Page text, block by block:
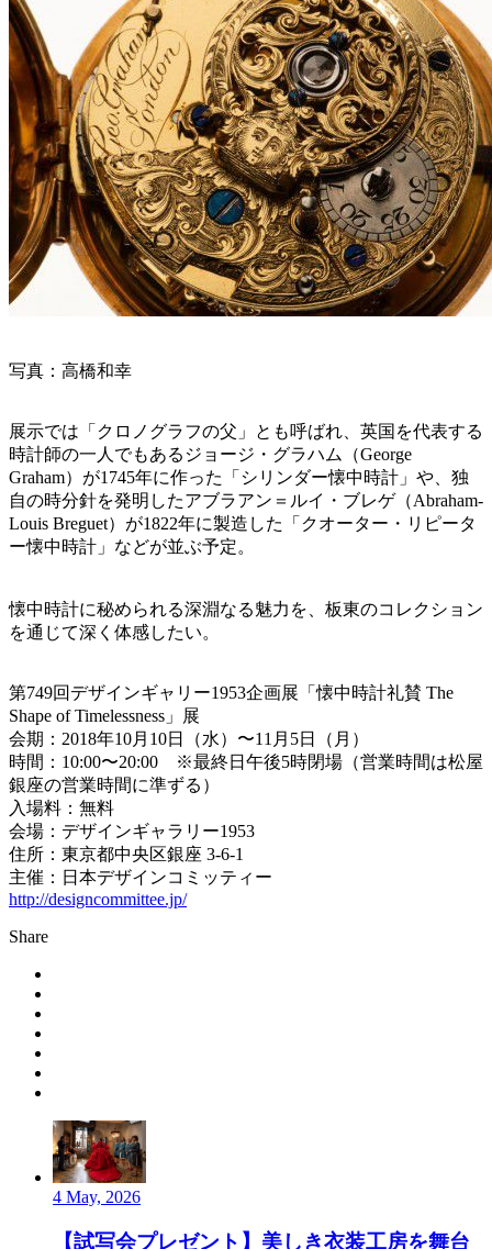
写真：高橋和幸
展示では「クロノグラフの父」とも呼ばれ、英国を代表する
時計師の一人でもあるジョージ・グラハム（George
Graham）が1745年に作った「シリンダー懐中時計」や、独
自の時分針を発明したアブラアン＝ルイ・ブレゲ（Abraham-
Louis Breguet）が1822年に製造した「クオーター・リピータ
ー懐中時計」などが並ぶ予定。
懐中時計に秘められる深淵なる魅力を、板東のコレクション
を通じて深く体感したい。
第749回デザインギャリー1953企画展「懐中時計礼賛 The
Shape of Timelessness」展
会期：2018年10月10日（水）〜11月5日（月）
時間：10:00〜20:00 ※最終日午後5時閉場（営業時間は松屋
銀座の営業時間に準ずる）
入場料：無料
会場：デザインギャラリー1953
住所：東京都中央区銀座 3-6-1
主催：日本デザインコミッティー
http://designcommittee.jp/
Share
4 May, 2026
【試写会プレゼント】美しき衣装工房を舞台